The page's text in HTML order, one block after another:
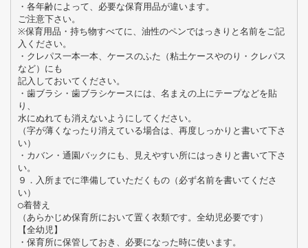
・各年齢によって、必要な保育用品が違います。
ご注意下さい。
※保育用品・持ち物すべてに、油性のペンではっきりと名前をご記
入ください。
・クレパス一本一本、ケースのふた（粘土ケースやのり・クレパス
など）にも
記入しておいてください。
・歯ブラシ・歯ブラシケースには、名まえの上にテープなどを貼
り、
水にぬれても消えないようにしてください。
（字が薄くなったり消えている場合は、再度しっかりと書いて下さ
い）
・カバン・通園バックにも、見えやすい所にはっきりと書いて下さ
い。
９．入所までに準備していただくもの（必ず名前を書いてくださ
い）
○着替え
（あらかじめ保育所において置く衣類です。全幼児必要です）
【全幼児】
・保育所に保管しておき、必要になった時に使います。